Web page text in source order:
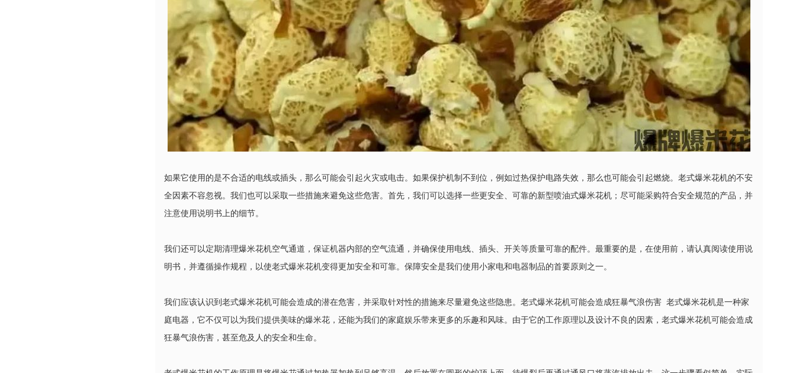
如果它使用的是不合适的电线或插头，那么可能会引起火灾或电击。如果保护机制不到位，例如过热保护电路失效，那么也可能会引起燃烧。老式爆米花机的不安
全因素不容忽视。我们也可以采取一些措施来避免这些危害。首先，我们可以选择一些更安全、可靠的新型喷油式爆米花机；尽可能采购符合安全规范的产品，并
注意使用说明书上的细节。
我们还可以定期清理爆米花机空气通道，保证机器内部的空气流通，并确保使用电线、插头、开关等质量可靠的配件。最重要的是，在使用前，请认真阅读使用说
明书，并遵循操作规程，以使老式爆米花机变得更加安全和可靠。保障安全是我们使用小家电和电器制品的首要原则之一。
我们应该认识到老式爆米花机可能会造成的潜在危害，并采取针对性的措施来尽量避免这些隐患。老式爆米花机可能会造成狂暴气浪伤害 老式爆米花机是一种家
庭电器，它不仅可以为我们提供美味的爆米花，还能为我们的家庭娱乐带来更多的乐趣和风味。由于它的工作原理以及设计不良的因素，老式爆米花机可能会造成
狂暴气浪伤害，甚至危及人的安全和生命。